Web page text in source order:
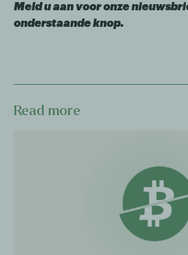
Meld u aan voor onze
onderstaande knop.
Read more